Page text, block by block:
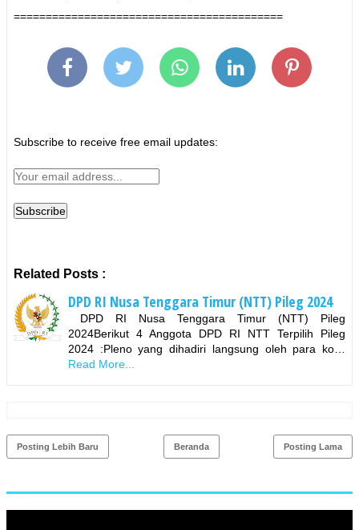
==========================================
Subscribe to receive free email updates:
Related Posts :
DPD RI Nusa Tenggara Timur (NTT) Pileg 2024
DPD RI Nusa Tenggara Timur (NTT) Pileg
2024Berikut 4 Anggota DPD RI NTT Terpilih Pileg
2024 :Pleno yang dihadiri langsung oleh para ko…
Read More...
Posting Lebih Baru Posting Lama
Beranda